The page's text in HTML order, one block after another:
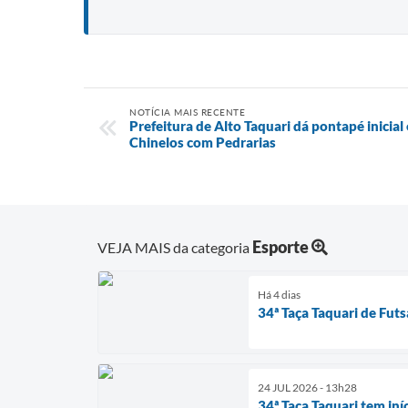
NOTÍCIA MAIS RECENTE
Prefeitura de Alto Taquari dá pontapé inicial
Chinelos com Pedrarias
VEJA MAIS da categoria Esporte
Há 4 dias
34ª Taça Taquari de
24 JUL 2026 - 13h28